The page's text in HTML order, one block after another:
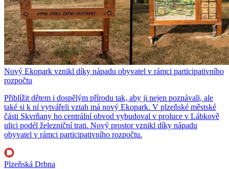
Nový Ekopark vznikl díky nápadu obyvatel v rámci participativního
rozpočtu
Přiblížit dětem i dospělým přírodu tak, aby ji nejen poznávali, ale
také si k ní vytvářeli vztah má nový Ekopark. V plzeňské městské
části Skvrňany ho centrální obvod vybudoval v proluce v Lábkově
ulici podél železniční trati. Nový prostor vznikl díky nápadu
obyvatel v rámci participativního rozpočtu.
Plzeňská Drbna